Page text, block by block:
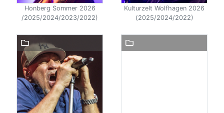
Honberg Sommer 2026
/2025/2024/2023/2022)
Kulturzelt Wolfhagen 2026
(2025/2024/2022)